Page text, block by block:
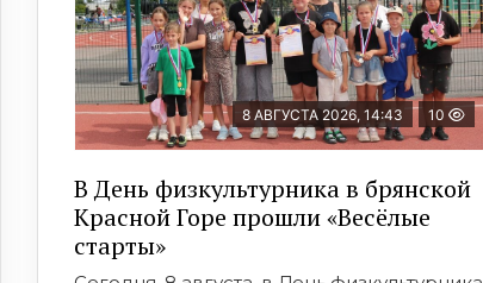
8 АВГУСТА 2026, 14:43 10
В День физкультурника в брянской
Красной Горе прошли «Весёлые
старты»